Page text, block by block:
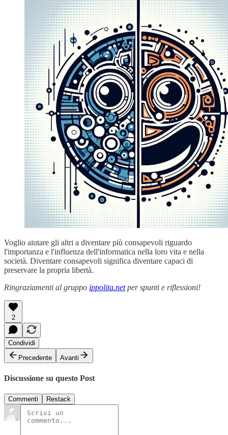
Voglio aiutare gli altri a diventare più consapevoli riguardo
l'importanza e l'influenza dell'informatica nella loro vita e nella
società. Diventare consapevoli significa diventare capaci di
preservare la propria libertà.
Ringraziamenti al gruppo ippolita.netper spunti e riflessioni!
2
Condividi
Precedente
Avanti
Discussione su questo Post
Commenti Restack